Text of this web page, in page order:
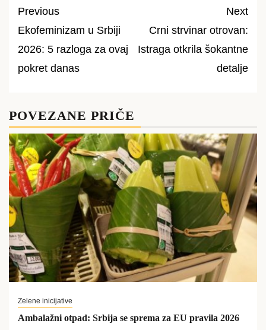
Post
navigation
Previous
Ekofeminizam u Srbiji
2026: 5 razloga za ovaj
pokret danas
Next
Crni strvinar otrovan:
Istraga otkrila šokantne
detalje
POVEZANE PRIČE
Zelene inicijative
Ambalažni otpad: Srbija se sprema za EU pravila 2026